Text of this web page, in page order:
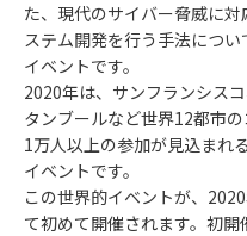
た、現代のサイバー脅威に
ステム開発を行う手法につ
イベントです。
2020年は、サンフランシス
タンブールなど世界12都市
1万人以上の参加が見込まれ
イベントです。
この世界的イベントが、
て初めて開催されます。初